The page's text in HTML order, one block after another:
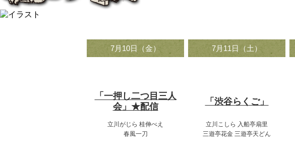
7月10日（金）
「一押し二つ目三人
会」★配信
立川がじら 桂伸べえ
春風一刀
7月11日（土）
「渋谷らくご」
立川こしら 入船亭扇里
三遊亭花金 三遊亭天どん